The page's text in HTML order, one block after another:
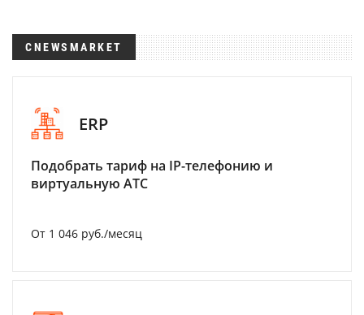
CNEWSMARKET
ERP
Подобрать тариф на IP-телефонию и
виртуальную АТС
От 1 046 руб./месяц